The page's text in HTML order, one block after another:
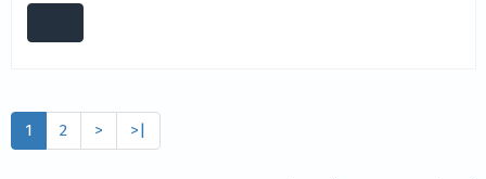
1 2 > >|